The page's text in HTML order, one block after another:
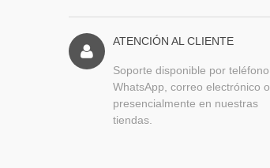
ATENCIÓN AL CLIENTE
Soporte disponible por teléfono,
WhatsApp, correo electrónico o
presencialmente en nuestras
tiendas.